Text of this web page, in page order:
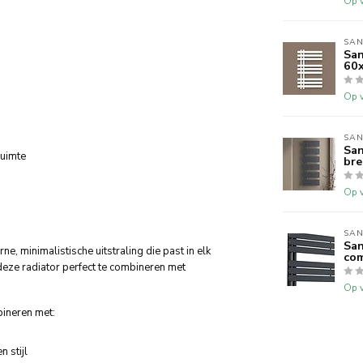
minimalistische uitstraling die past in elk
radiator perfect te combineren met
met:
stijl
Op
Op
Op